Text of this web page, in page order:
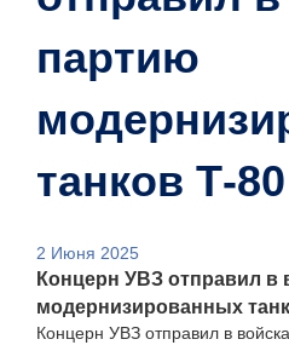
партию
танков Т-80
2 Июня 2025
Концерн УВЗ отправил в
модернизированных
Концерн УВЗ отправил в